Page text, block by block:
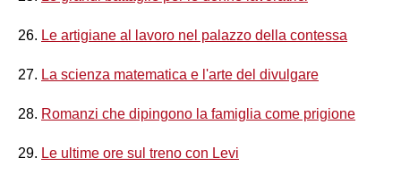
26. Le artigiane al lavoro nel palazzo della contessa
27. La scienza matematica e l'arte del divulgare
28. Romanzi che dipingono la famiglia come prigione
29. Le ultime ore sul treno con Levi